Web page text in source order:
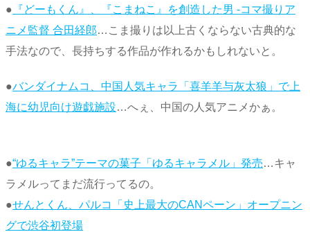
● 『どーもくん』、『こまねこ』を創造した男 -コマ撮りア
ニメ監督 合田経郎…こま撮りは以上古くならない古典的な
手法なので、長持ちする作品が作れるかもしれないと。
●バンダイナムコ、中国人気キャラ「喜羊羊与灰太狼」で上
海に幼児向け遊戯施設…へぇ、中国の人気アニメかぁ。
●“ゆるキャラ”テーマの菓子「ゆるキャラメル」発売…キャ
ラメルってまだ流行ってるの。
●せんとくん、パルコ「史上最大のCANペーン」オープニン
グで渋谷初登場